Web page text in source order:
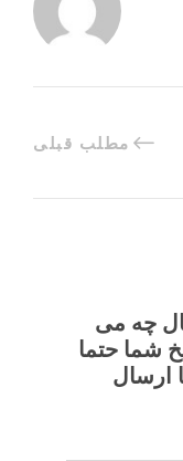
مطلب قبلی
چه می
شما حتما
ارسال